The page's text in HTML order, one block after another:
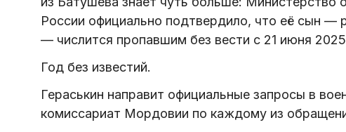
России официально подтвердило, что её сын —
— числится пропавшим без вести с 21 июня
Год без известий.
Гераськин направит официальные запросы в
комиссариат Мордовии по каждому из